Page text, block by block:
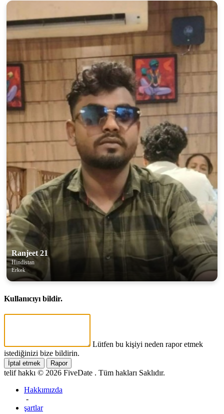
Ranjeet 21
Hindistan
Erkek
Kullanıcıyı bildir.
Lütfen bu kişiyi neden rapor etmek
istediğinizi bize bildirin.
İptal etmek Rapor
telif hakkı © 2026 FiveDate . Tüm hakları Saklıdır.
Hakkımızda
-
şartlar